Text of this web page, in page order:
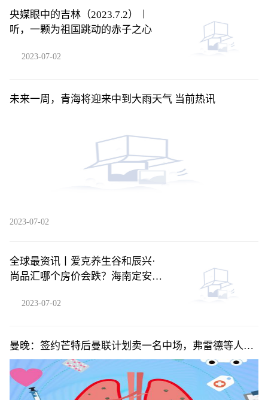
央媒眼中的吉林（2023.7.2）︱
听，一颗为祖国跳动的赤子之心
2023-07-02
未来一周，青海将迎来中到大雨天气 当前热讯
2023-07-02
全球最资讯丨爱克养生谷和辰兴·
尚品汇哪个房价会跌？海南定安县
2023-07-02
曼晚：签约芒特后曼联计划卖一名中场，弗雷德等人可
能离队